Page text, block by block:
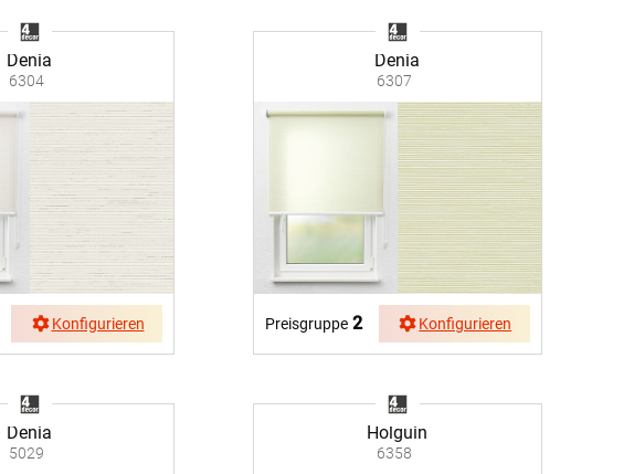
Denia
6304
Konfigurieren
Denia
6307
Preisgruppe 2 Konfigurieren
Denia
5029
Holguin
6358